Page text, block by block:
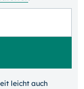
leicht auch